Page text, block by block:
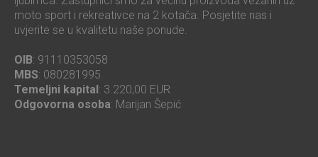
moto sport i rekreativce na 2 kotača. Posjetite nas i
uvjerite se u kvalitetu naše ponude.
OIB: 91110353058
MBS: 080281995
Temeljni kapital: 3.220,00 EUR
Odgovorna osoba: Marijan Šepić